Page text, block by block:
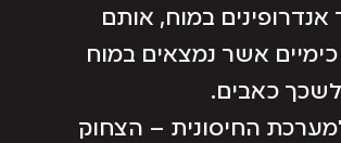
במוח, אותם
אשר נמצאים במוח
לשכך כאבים.
החיסונית – הצחוק